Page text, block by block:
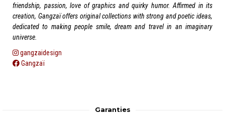
friendship, passion, love of graphics and quirky humor. Affirmed in its
creation, Gangzaï offers original collections with strong and poetic ideas,
dedicated to making people smile, dream and travel in an imaginary
universe.
gangzaidesign
Gangzaï
Garanties